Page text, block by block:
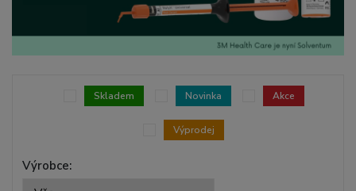
Výrobce:
Skladem Novinka Akce
Výprodej